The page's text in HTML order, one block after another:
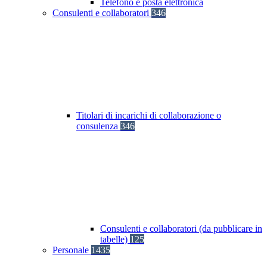
Telefono e posta elettronica
Consulenti e collaboratori 346
Titolari di incarichi di collaborazione o
consulenza 346
Consulenti e collaboratori (da pubblicare in
tabelle) 125
Personale 1435